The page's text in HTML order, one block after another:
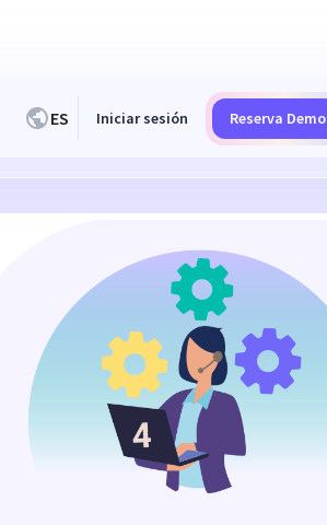
ES Iniciar sesión Reserva Demo